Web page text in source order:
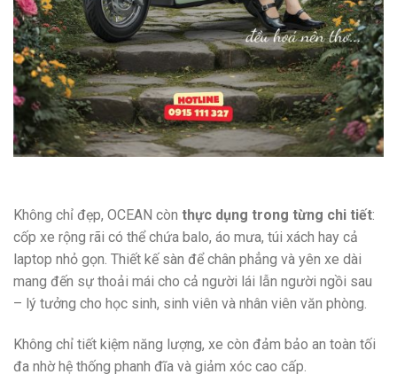
Không chỉ đẹp, OCEAN còn thực dụng trong từng chi tiết:
cốp xe rộng rãi có thể chứa balo, áo mưa, túi xách hay cả
laptop nhỏ gọn. Thiết kế sàn để chân phẳng và yên xe dài
mang đến sự thoải mái cho cả người lái lẫn người ngồi sau
– lý tưởng cho học sinh, sinh viên và nhân viên văn phòng.
Không chỉ tiết kiệm năng lượng, xe còn đảm bảo an toàn tối
đa nhờ hệ thống phanh đĩa và giảm xóc cao cấp.